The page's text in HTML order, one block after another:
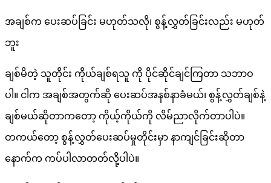
အချစ်က ပေးဆပ်ခြင်း မဟုတ်သလို၊ စွန့်လွှတ်ခြင်းလည်း မဟုတ်
ဘူး
ချစ်မိတဲ့ သူတိုင်း ကိုယ်ချစ်ရသူ ကို ပိုင်ဆိုင်ချင်ကြတာ သဘာဝ
ပါ။ ငါက အချစ်အတွက်ဆို ပေးဆပ်အနစ်နာခံမယ်၊ စွန့်လွှတ်ချစ်နဲ့
ချစ်မယ်ဆိုတာကတော့ ကိုယ့်ကိုယ်ကို လိမ်ညာလိုက်တာပါပဲ။
တကယ်တော့ စွန့်လွှတ်ပေးဆပ်မှုတိုင်းမှာ နာကျင်ခြင်းဆိုတာ
နောက်က ကပ်ပါလာတတ်လို့ပါပဲ။